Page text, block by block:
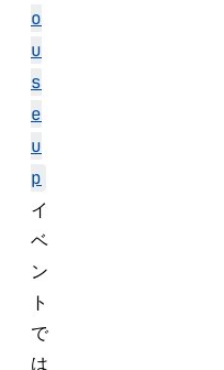
o
u
s
e
u
p
イ
ベ
ン
ト
で
は